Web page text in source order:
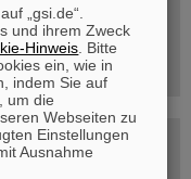
„gsi.de“.
und ihrem Zweck
Hinweis . Bitte
ein, wie in
indem Sie auf
um die
Webseiten zu
Einstellungen
Ausnahme